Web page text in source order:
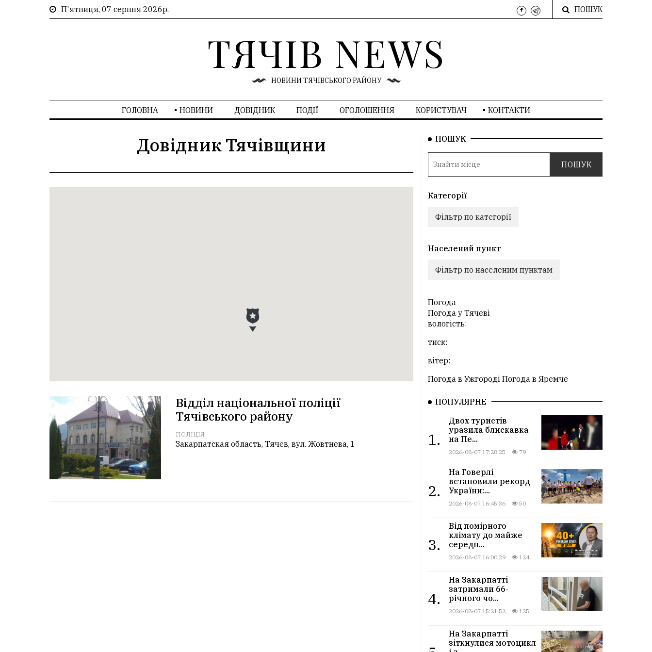
П'ятниця, 07 серпня 2026р. ПОШУК
ТЯЧІВ NEWS
НОВИНИ ТЯЧІВСЬКОГО РАЙОНУ
ГОЛОВНА НОВИНИ ДОВІДНИК ПОДІЇ ОГОЛОШЕННЯ КОРИСТУВАЧ КОНТАКТИ
Довідник Тячівщини
Відділ національної поліції
Тячівського району
ПОЛІЦІЯ
Закарпатская область, Тячев, вул. Жовтнева, 1
ПОШУК
Категорії
Фільтр по категорії
Населений пункт
Фільтр по населеним пунктам
Погода
Погода у Тячеві
вологість:
тиск:
вітер:
Погода в Ужгороді Погода в Яремче
ПОПУЛЯРНЕ
1.
Двох туристів
уразила блискавка
на Пе...
2026-08-07 17:28:25 79
2.
На Говерлі
встановили рекорд
України:...
2026-08-07 16:45:36 50
3.
Від помірного
клімату до майже
середн...
2026-08-07 16:00:29 124
4.
На Закарпатті
затримали 66-
річного чо...
2026-08-07 15:21:52 125
На Закарпатті
зіткнулися мотоцикл